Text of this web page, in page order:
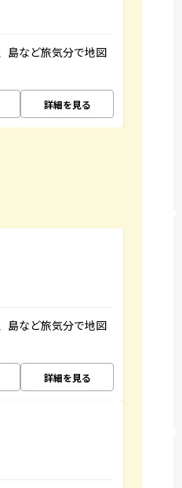
島など旅気分で地図
詳細を見る
島など旅気分で地図
詳細を見る